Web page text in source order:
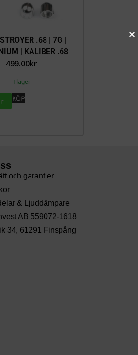
.68 | 7G |
| KALIBER .68
499.00kr
I lager
KÖP
och garantier
& Ljuddämpare
AB 559072-1618
34, 61291 Finspång
REA!!